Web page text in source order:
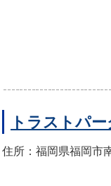
トラストパ
住所：福岡県福岡市